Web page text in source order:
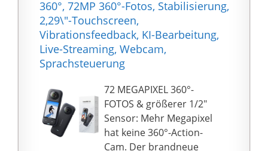
360°, 72MP 360°-Fotos, Stabilisierung,
2,29\"-Touchscreen,
Vibrationsfeedback, KI-Bearbeitung,
Live-Streaming, Webcam,
Sprachsteuerung
72 MEGAPIXEL 360°-
FOTOS & größerer 1/2"
Sensor: Mehr Megapixel
hat keine 360°-Action-
Cam. Der brandneue